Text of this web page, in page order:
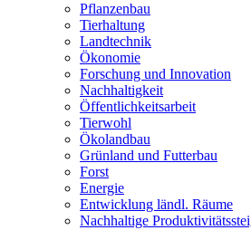
Pflanzenbau
Tierhaltung
Landtechnik
Ökonomie
Forschung und Innovation
Nachhaltigkeit
Öffentlichkeitsarbeit
Tierwohl
Ökolandbau
Grünland und Futterbau
Forst
Energie
Entwicklung ländl. Räume
Nachhaltige